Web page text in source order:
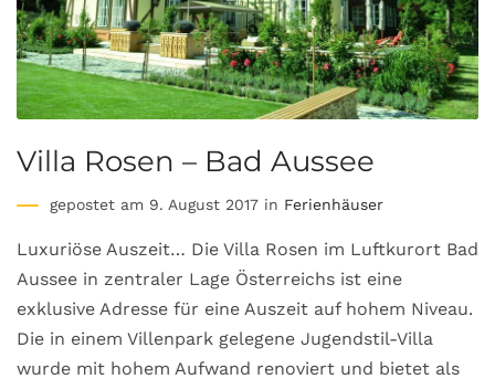
Villa Rosen – Bad Aussee
gepostet am 9. August 2017 in Ferienhäuser
Luxuriöse Auszeit… Die Villa Rosen im Luftkurort Bad
Aussee in zentraler Lage Österreichs ist eine
exklusive Adresse für eine Auszeit auf hohem Niveau.
Die in einem Villenpark gelegene Jugendstil-Villa
wurde mit hohem Aufwand renoviert und bietet als